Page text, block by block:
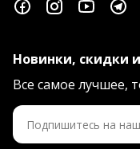
Новинки, скидки
Все самое лучшее,